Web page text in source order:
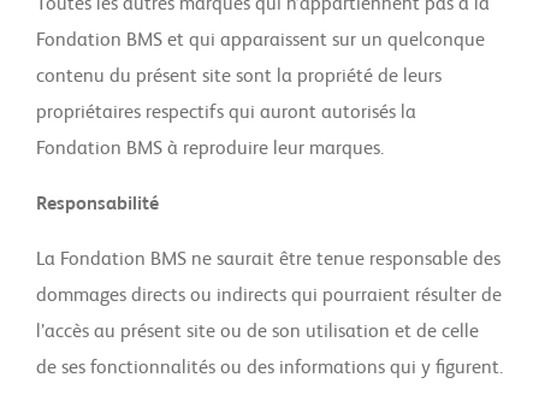
Toutes les autres marques qui n’appartiennent pas à la
Fondation BMS et qui apparaissent sur un quelconque
contenu du présent site sont la propriété de leurs
propriétaires respectifs qui auront autorisés la
Fondation BMS à reproduire leur marques.
Responsabilité
La Fondation BMS ne saurait être tenue responsable des
dommages directs ou indirects qui pourraient résulter de
l’accès au présent site ou de son utilisation et de celle
de ses fonctionnalités ou des informations qui y figurent.